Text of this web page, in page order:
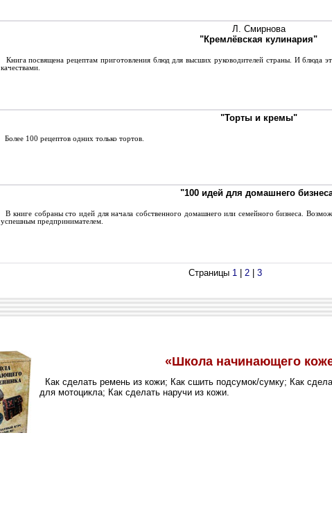
Л. Смирнова
"Кремлёвская кулинария"
Книга посвящена рецептам приготовления блюд для высших руководителей страны. И блюда
качествами.
"Торты и кремы"
Более 100 рецептов одних только тортов.
"100 идей для домашнего
В книге собраны сто идей для начала собственного домашнего или семейного бизнеса.
успешным предпринимателем.
Страницы 1 | 2 | 3